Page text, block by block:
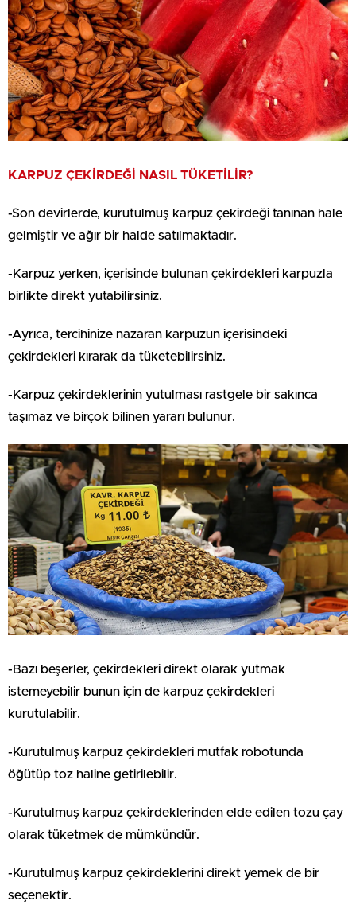
KARPUZ ÇEKİRDEĞİ NASIL TÜKETİLİR?
-Son devirlerde, kurutulmuş karpuz çekirdeği tanınan hale
gelmiştir ve ağır bir halde satılmaktadır.
-Karpuz yerken, içerisinde bulunan çekirdekleri karpuzla
birlikte direkt yutabilirsiniz.
-Ayrıca, tercihinize nazaran karpuzun içerisindeki
çekirdekleri kırarak da tüketebilirsiniz.
-Karpuz çekirdeklerinin yutulması rastgele bir sakınca
taşımaz ve birçok bilinen yararı bulunur.
-Bazı beşerler, çekirdekleri direkt olarak yutmak
istemeyebilir bunun için de karpuz çekirdekleri
kurutulabilir.
-Kurutulmuş karpuz çekirdekleri mutfak robotunda
öğütüp toz haline getirilebilir.
-Kurutulmuş karpuz çekirdeklerinden elde edilen tozu çay
olarak tüketmek de mümkündür.
-Kurutulmuş karpuz çekirdeklerini direkt yemek de bir
seçenektir.